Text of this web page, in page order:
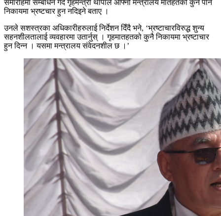
समारोहमा सम्बोधन गर्दै गृहमन्त्री थापाले आफ्नो मन्त्रालय मातहतको कुनै पनि
निकायमा भ्रष्टचार हुन नदिइने बताए ।
उनले सशस्त्रका अधिकारीहरुलाई निर्देशन दिँदै भने, ‘भ्रष्टाचारविरुद्ध शुन्य
सहनशीलतालाई व्यवहारमा उतार्नुस् । गृहमातहतको कुनै निकायमा भ्रष्टाचार
हुन दिन्न । यसमा मन्त्रालय संवेदनशील छ ।’